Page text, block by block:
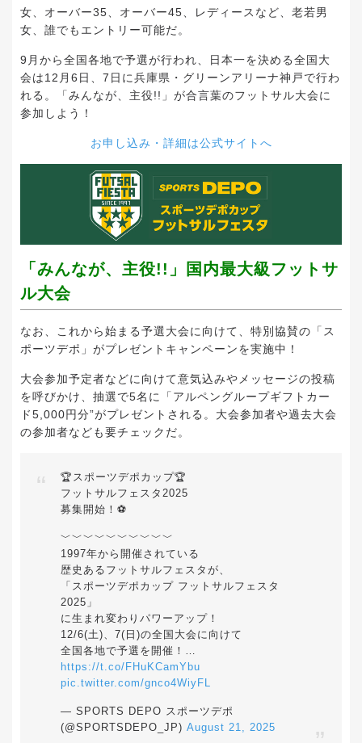
女、オーバー35、オーバー45、レディースなど、老若男
女、誰でもエントリー可能だ。
9月から全国各地で予選が行われ、日本一を決める全国大
会は12月6日、7日に兵庫県・グリーンアリーナ神戸で行わ
れる。「みんなが、主役!!」が合言葉のフットサル大会に
参加しよう！
お申し込み・詳細は公式サイトへ
「みんなが、主役!!」国内最大級フットサ
ル大会
なお、これから始まる予選大会に向けて、特別協賛の「ス
ポーツデポ」がプレゼントキャンペーンを実施中！
大会参加予定者などに向けて意気込みやメッセージの投稿
を呼びかけ、抽選で5名に「アルペングループギフトカー
ド5,000円分”がプレゼントされる。大会参加者や過去大会
の参加者なども要チェックだ。
🏆スポーツデポカップ🏆
フットサルフェスタ2025
募集開始！⚽️
﹀﹀﹀﹀﹀﹀﹀﹀﹀﹀
1997年から開催されている
歴史あるフットサルフェスタが、
「スポーツデポカップ フットサルフェスタ
2025」
に生まれ変わりパワーアップ！
12/6(土)、7(日)の全国大会に向けて
全国各地で予選を開催！…
https://t.co/FHuKCamYbu
pic.twitter.com/gnco4WiyFL
— SPORTS DEPO スポーツデポ
(@SPORTSDEPO_JP) August 21, 2025